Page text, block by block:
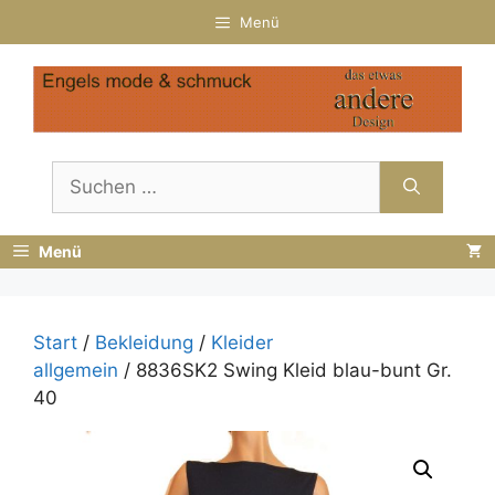
Inhalt
springen
Menü
nach:
Menü
Start / Bekleidung / Kleider
allgemein / 8836SK2 Swing Kleid blau-bunt Gr.
40